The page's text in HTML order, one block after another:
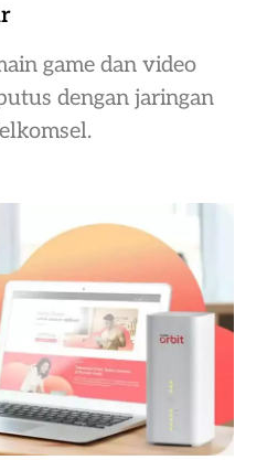
game dan video
dengan jaringan